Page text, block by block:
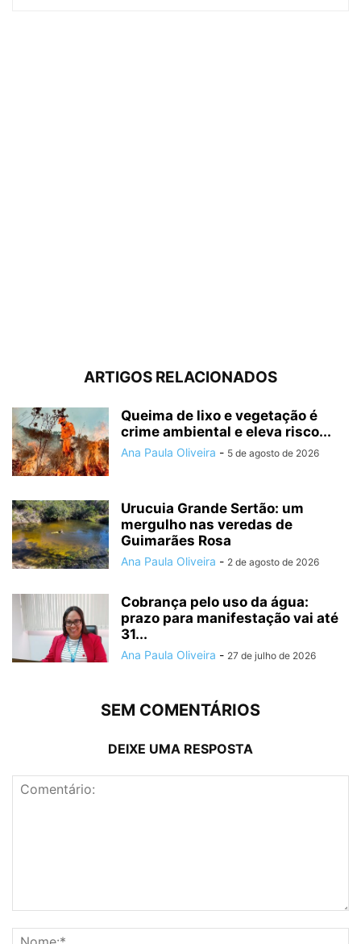
ARTIGOS RELACIONADOS
Queima de lixo e vegetação é
crime ambiental e eleva risco...
Ana Paula Oliveira - 5 de agosto de 2026
Urucuia Grande Sertão: um
mergulho nas veredas de
Guimarães Rosa
Ana Paula Oliveira - 2 de agosto de 2026
Cobrança pelo uso da água:
prazo para manifestação vai até
31...
Ana Paula Oliveira - 27 de julho de 2026
SEM COMENTÁRIOS
DEIXE UMA RESPOSTA